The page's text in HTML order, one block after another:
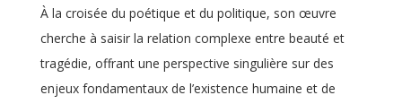
À la croisée du poétique et du politique, son œuvre
cherche à saisir la relation complexe entre beauté et
tragédie, offrant une perspective singulière sur des
enjeux fondamentaux de l’existence humaine et de